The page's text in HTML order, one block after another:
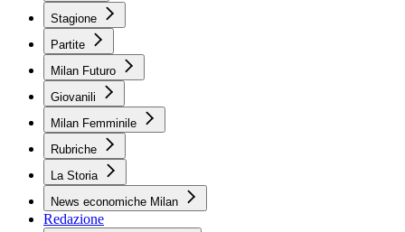
Stagione
Partite
Milan Futuro
Giovanili
Milan Femminile
Rubriche
La Storia
News economiche Milan
Redazione